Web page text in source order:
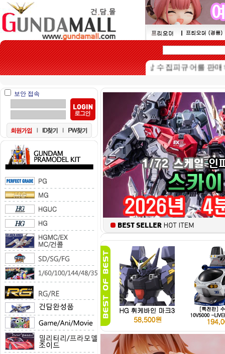
본 쇼핑몰은 15세이상 수집피규어를 판매하는 쇼
보안 접속